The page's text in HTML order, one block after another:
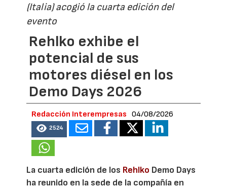
(Italia) acogió la cuarta edición del
evento
Rehlko exhibe el
potencial de sus
motores diésel en los
Demo Days 2026
Redacción Interempresas 04/08/2026
2524
La cuarta edición de los Rehlko Demo Days
ha reunido en la sede de la compañía en